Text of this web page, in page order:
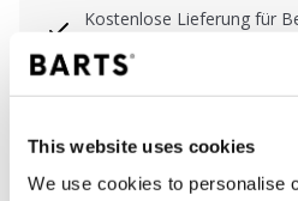
This website uses cookies
We use cookies to personalise
Kostenlose Lieferung für
30 Tage Rückgaberecht
BESCHREIBUNG